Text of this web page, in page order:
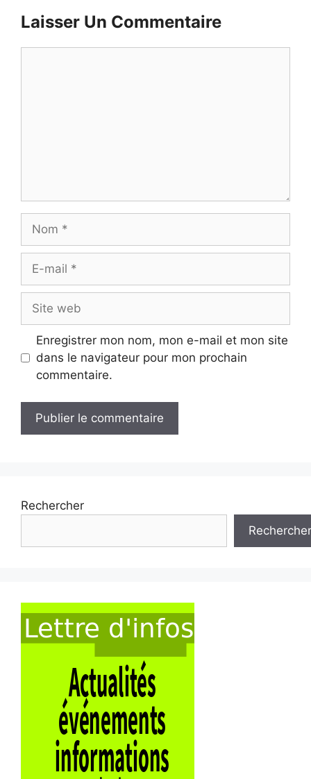
Laisser Un Commentaire
Nom
Site
web
Enregistrer mon nom, mon e-mail et mon site
dans le navigateur pour mon prochain
commentaire.
Rechercher
Rechercher